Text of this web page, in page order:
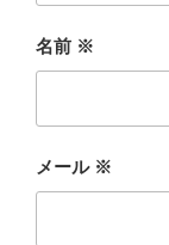
名前 ※
メール ※